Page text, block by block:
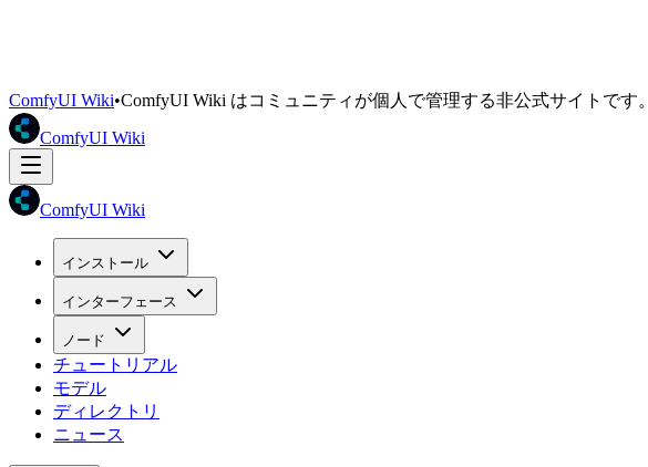
ComfyUI Wiki•ComfyUI Wiki はコミュニティが個人で管理する非公式サイトです。
ComfyUI Wiki
ComfyUI Wiki
インストール
インターフェース
ノード
チュートリアル
モデル
ディレクトリ
ニュース